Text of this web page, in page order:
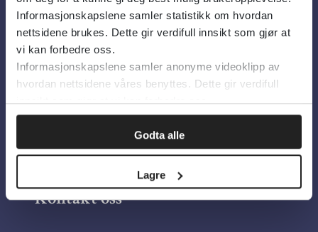
Informasjonskapslene samler statistikk om hvordan
nettsidene brukes. Dette gir verdifull innsikt som gjør at
vi kan forbedre oss.
Informasjonskapslene samler anonyme videoklipp av
hvordan nettsidene våres benyttes. Dette gir verdifull
innsikt som gjør at vi kan forbedre oss.
Godta alle
Lagre
Om Helsebiblioteket
Personvern og informasjonskapsler
Tilgjengelighetserklæring
Information in English
Bilder fra Colourbox.com
Kontakt oss